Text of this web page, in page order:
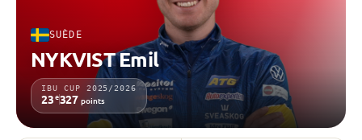
SUÈDE
NYKVIST Emil
IBU CUP 2025/2026
23e327 points